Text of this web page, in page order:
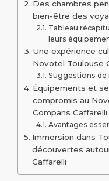
Des chambres
bien-être des
Tableau
leurs
Une expérience
Novotel Toulouse
Suggestions de
Équipements et
compromis au
Compans Caffarelli
Avantages
Immersion dans
découvertes
Caffarelli